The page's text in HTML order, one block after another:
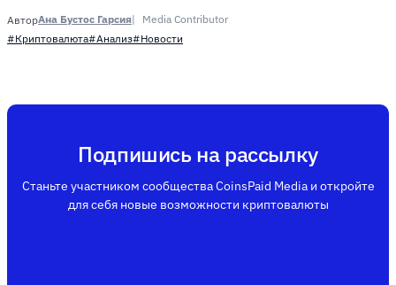
АвторАна Бустос Гарсия
Media Contributor
#Криптовалюта#Анализ#Новости
Подпишись на рассылку
Станьте участником сообщества CoinsPaid Media и откройте
для себя новые возможности криптовалюты